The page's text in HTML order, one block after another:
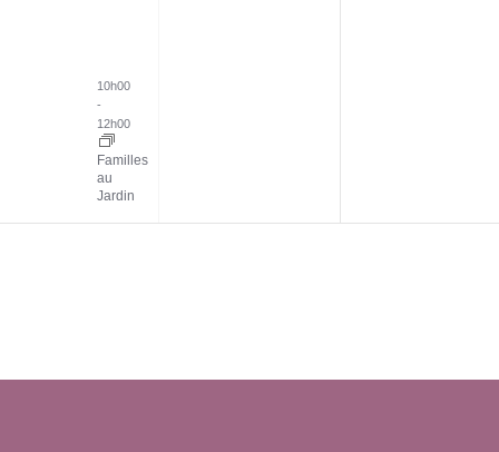
10h00
-
12h00
Familles
au
Jardin